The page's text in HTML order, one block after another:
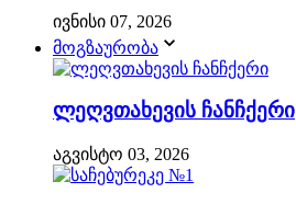
ივნისი 07, 2026
მოგზაურობა
ლეღვთახევის ჩანჩქერი
აგვისტო 03, 2026